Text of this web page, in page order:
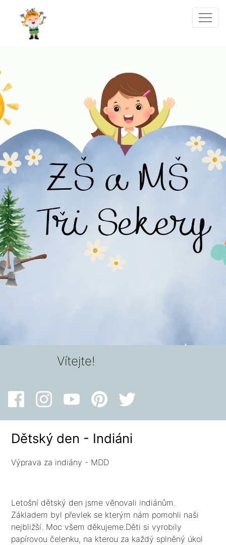
Vítejte!
Dětský den - Indiáni
Výprava za indiány - MDD
Letošní dětský den jsme věnovali indiánům.
Základem byl převlek se kterým nám pomohli naši
nejbližší. Moc všem děkujeme.Děti si vyrobily
papírovou čelenku, na kterou za každý splněný úkol